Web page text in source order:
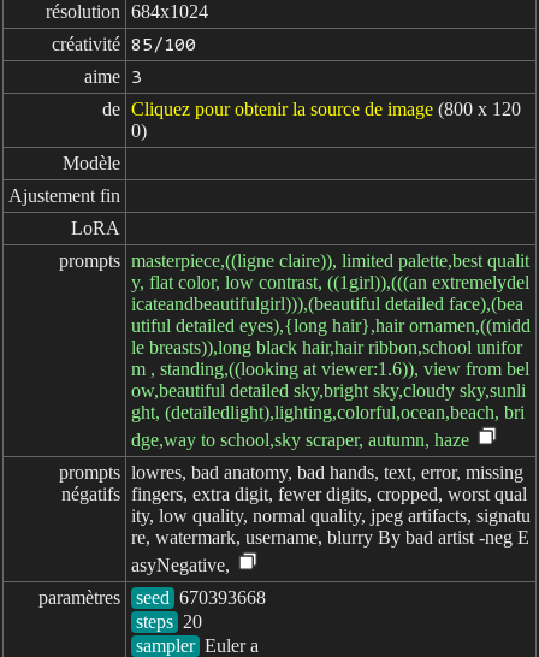
résolution 684x1024
créativité 85/100
aime 3
de Cliquez pour obtenir la source de image (800 x 120
0)
Modèle
Ajustement fin
LoRA
prompts masterpiece,((ligne claire)), limited palette,best qualit
y, flat color, low contrast, ((1girl)),(((an extremelydel
icateandbeautifulgirl))),(beautiful detailed face),(bea
utiful detailed eyes),{long hair},hair ornamen,((midd
le breasts)),long black hair,hair ribbon,school unifor
m , standing,((looking at viewer:1.6)), view from bel
ow,beautiful detailed sky,bright sky,cloudy sky,sunli
ght, (detailedlight),lighting,colorful,ocean,beach, bri
dge,way to school,sky scraper, autumn, haze
prompts
négatifs
lowres, bad anatomy, bad hands, text, error, missing
fingers, extra digit, fewer digits, cropped, worst qual
ity, low quality, normal quality, jpeg artifacts, signatu
re, watermark, username, blurry By bad artist -neg E
asyNegative,
paramètres
seed
steps
sampler